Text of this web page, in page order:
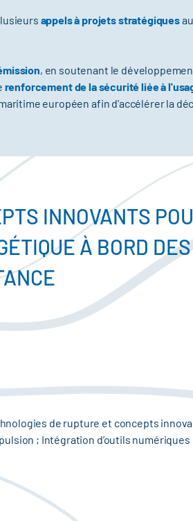
appels à projets stratégiques
, en soutenant le
renforcement de la sécurité liée à
européen afin d'accélérer la
INNOVANTS
À BORD
de rupture et concepts
; Intégration d’outils